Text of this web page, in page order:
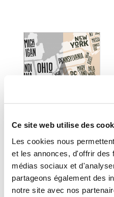
Ce site web utilise des
Les cookies nous
et les annonces, d'offrir des
médias sociaux et
partageons également des
notre site avec nos
(0 avis)